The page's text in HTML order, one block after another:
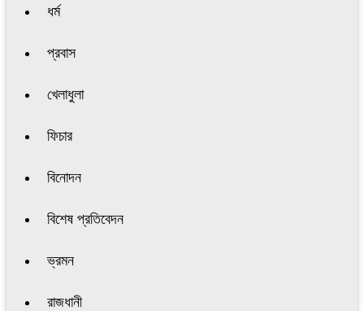
ধর্ম
প্রবাস
খেলাধুলা
ফিচার
বিনোদন
বিশেষ প্রতিবেদন
ভ্রমন
রাজধানী